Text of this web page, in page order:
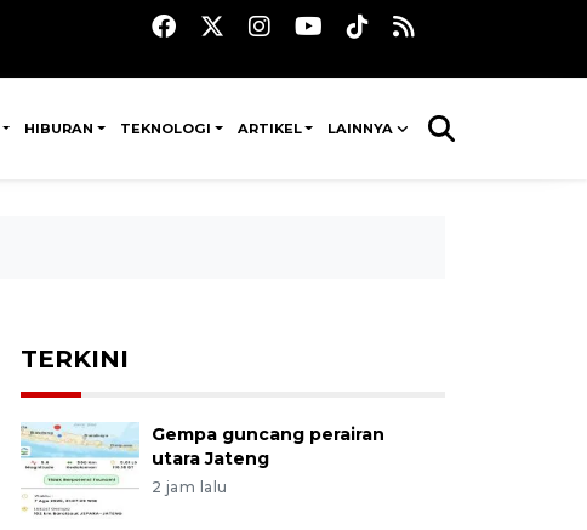
HIBURAN TEKNOLOGI ARTIKEL LAINNYA
TERKINI
Gempa guncang perairan
utara Jateng
2 jam lalu